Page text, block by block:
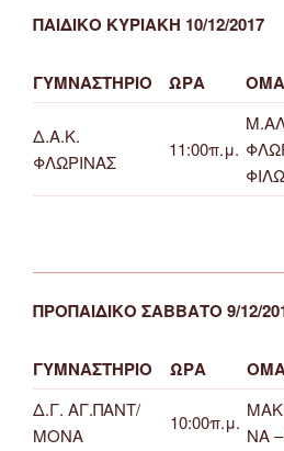
ΠΑΙΔΙΚΟ ΚΥΡΙΑΚΗ 10/12/2017
ΓΥΜΝΑΣΤΗΡΙΟ ΩΡΑ
Δ.Α.Κ.
ΦΛΩΡΙΝΑΣ
11:00π.μ.
ΠΡΟΠΑΙΔΙΚΟ ΣΑΒΒΑΤΟ 9/12/
ΓΥΜΝΑΣΤΗΡΙΟ ΩΡΑ
Δ.Γ. ΑΓ.ΠΑΝΤ/
ΜΟΝΑ
10:00π.μ.
ΝΑ